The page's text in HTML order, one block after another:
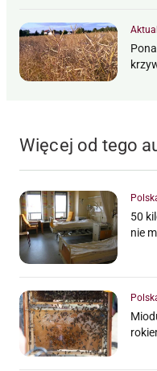
Więcej od tego
50
nie